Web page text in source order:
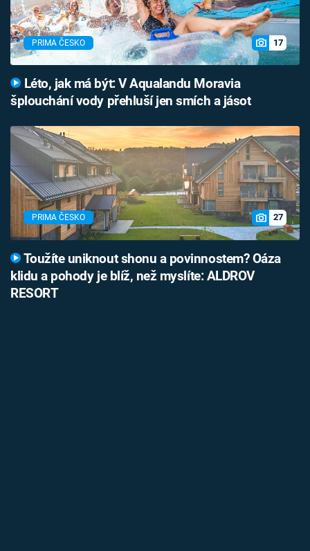
PRIMA ČESKO 17
Léto, jak má být: V Aqualandu Moravia
šplouchání vody přehluší jen smích a jásot
PRIMA ČESKO 27
Toužíte uniknout shonu a povinnostem? Oáza
klidu a pohody je blíž, než myslíte: ALDROV
RESORT